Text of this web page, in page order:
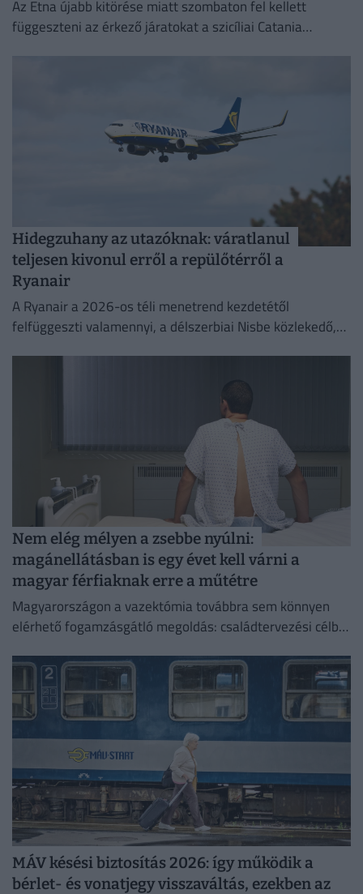
Az Etna újabb kitörése miatt szombaton fel kellett
függeszteni az érkező járatokat a szicíliai Catania
Hidegzuhany az utazóknak: váratlanul
teljesen kivonul erről a repülőtérről a
Ryanair
A Ryanair a 2026-os téli menetrend kezdetétől
felfüggeszti valamennyi, a délszerbiai Nisbe közlekedő,
Nem elég mélyen a zsebbe nyúlni:
magánellátásban is egy évet kell várni a
magyar férfiaknak erre a műtétre
Magyarországon a vazektómia továbbra sem könnyen
elérhető fogamzásgátló megoldás: családtervezési célból
MÁV késési biztosítás 2026: így működik a
bérlet- és vonatjegy visszaváltás, ezekben az